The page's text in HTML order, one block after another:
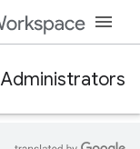
Administrators